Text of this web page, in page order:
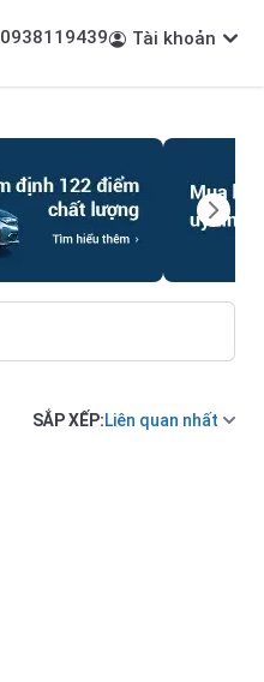
0938119439 Tài khoản
SẮP XẾP:Liên quan nhất